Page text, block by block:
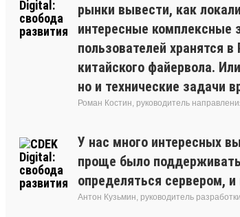
рынки вывести, как
интересные комплексные
пользователей хранятся
китайского файервола.
но и технические задачи
Роман Костин, руководитель
У нас много интересных
проще было
определяться сервером,
Антон Кузьмин, руководитель